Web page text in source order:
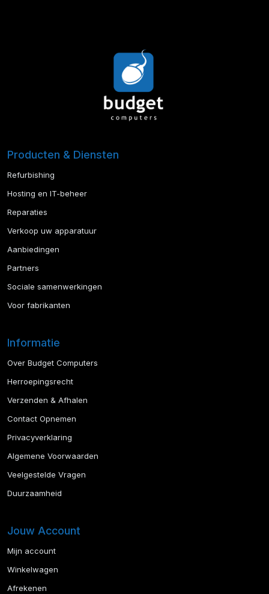
Producten & Diensten
Refurbishing
Hosting en IT-beheer
Reparaties
Verkoop uw apparatuur
Aanbiedingen
Partners
Sociale samenwerkingen
Voor fabrikanten
Informatie
Over Budget Computers
Herroepingsrecht
Verzenden & Afhalen
Contact Opnemen
Privacyverklaring
Algemene Voorwaarden
Veelgestelde Vragen
Duurzaamheid
Jouw Account
Mijn account
Winkelwagen
Afrekenen